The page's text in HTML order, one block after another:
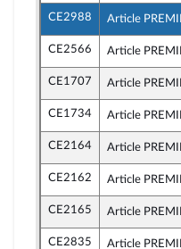
CE2988 Article
CE2566 Article
CE1707 Article
CE1734 Article
CE2164 Article
CE2162 Article
CE2165 Article
CE2835 Article